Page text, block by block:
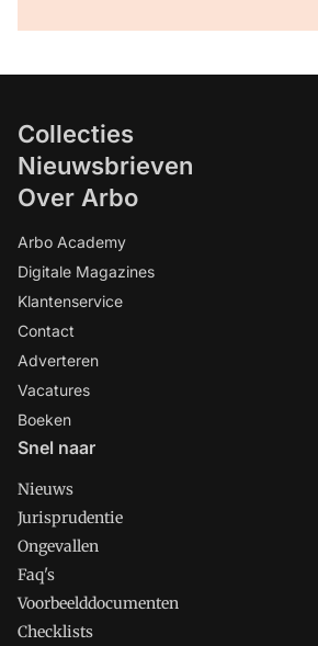
Collecties
Nieuwsbrieven
Over Arbo
Arbo Academy
Digitale Magazines
Klantenservice
Contact
Adverteren
Vacatures
Boeken
Snel naar
Nieuws
Jurisprudentie
Ongevallen
Faq's
Voorbeelddocumenten
Checklists